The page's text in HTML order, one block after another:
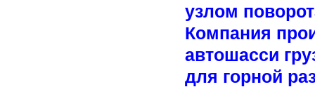
узлом
Компания
автошасси
для горной